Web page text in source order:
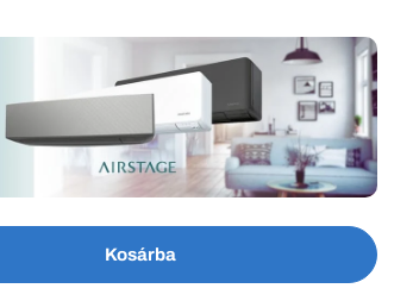
Ehhez: Fujitsu Airstage Design
Airstage Design ASEH09KJCALB /
Kosárba